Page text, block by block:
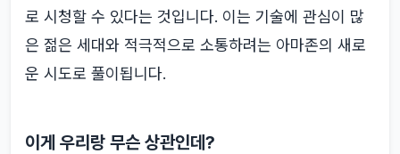
로 시청할 수 있다는 것입니다. 이는 기술에 관심이 많
은 젊은 세대와 적극적으로 소통하려는 아마존의 새로
운 시도로 풀이됩니다.
이게 우리랑 무슨 상관인데?